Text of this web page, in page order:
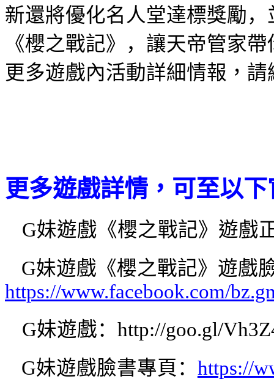
新還將優化名人堂達標獎勵
《櫻之戰記》，讓天帝管家
更多遊戲內活動詳細情報，請
更多遊戲詳情，可至以
G妹遊戲《櫻之戰記》遊戲
G妹遊戲《櫻之戰記》遊戲
https://www.facebook.com/
G妹遊戲： http://goo.gl/
G妹遊戲臉書專頁： https://